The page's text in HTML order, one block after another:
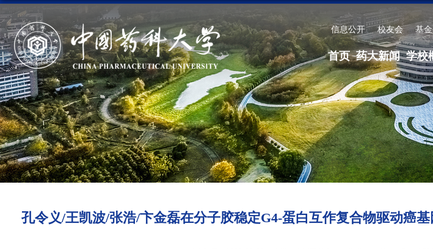
信息公开 校友会 基
首页 药大新闻 学校
孔令义/王凯波/张浩/卞金磊在分子胶稳定G4-蛋白互作复合物驱动癌